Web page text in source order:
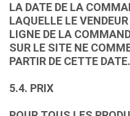
LA DATE DE LA
LAQUELLE LE
LIGNE DE LA
SUR LE SITE NE
PARTIR DE CETTE DATE.
5.4. PRIX